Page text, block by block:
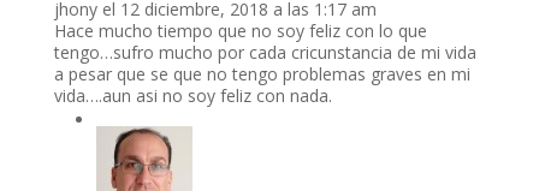
jhony el 12 diciembre, 2018 a las 1:17 am
Hace mucho tiempo que no soy feliz con lo que
tengo…sufro mucho por cada cricunstancia de mi vida
a pesar que se que no tengo problemas graves en mi
vida….aun asi no soy feliz con nada.